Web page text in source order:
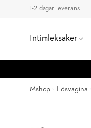
1-2 dagar leverans
Intimleksaker
Mshop Lösvagina